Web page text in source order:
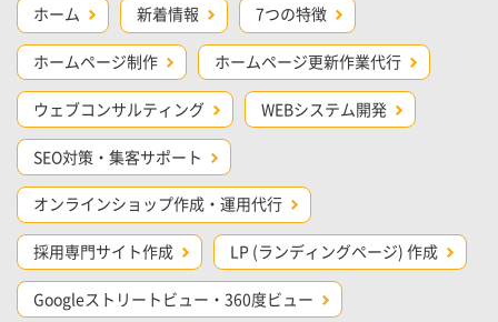
ホーム 新着情報 7つの特徴
ホームページ制作 ホームページ更新作業代行
ウェブコンサルティング WEBシステム開発
SEO対策・集客サポート
オンラインショップ作成・運用代行
採用専門サイト作成 LP (ランディングページ) 作成
Googleストリートビュー・360度ビュー